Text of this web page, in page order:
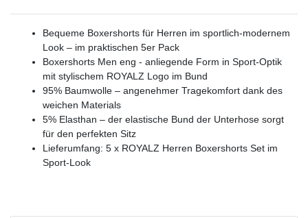
Bequeme Boxershorts für Herren im sportlich-modernem
Look – im praktischen 5er Pack
Boxershorts Men eng - anliegende Form in Sport-Optik
mit stylischem ROYALZ Logo im Bund
95% Baumwolle – angenehmer Tragekomfort dank des
weichen Materials
5% Elasthan – der elastische Bund der Unterhose sorgt
für den perfekten Sitz
Lieferumfang: 5 x ROYALZ Herren Boxershorts Set im
Sport-Look